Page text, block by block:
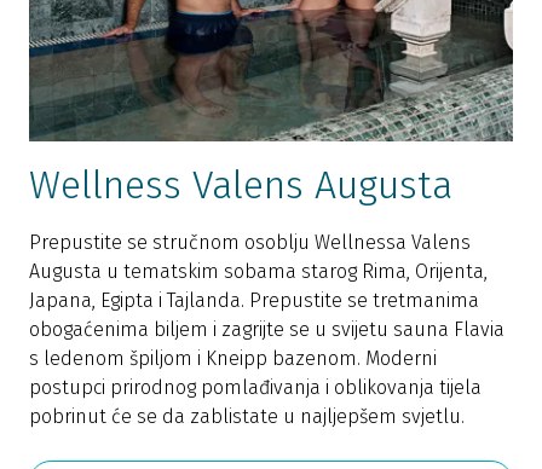
Wellness Valens Augusta
Prepustite se stručnom osoblju Wellnessa Valens
Augusta u tematskim sobama starog Rima, Orijenta,
Japana, Egipta i Tajlanda. Prepustite se tretmanima
obogaćenima biljem i zagrijte se u svijetu sauna Flavia
s ledenom špiljom i Kneipp bazenom. Moderni
postupci prirodnog pomlađivanja i oblikovanja tijela
pobrinut će se da zablistate u najljepšem svjetlu.